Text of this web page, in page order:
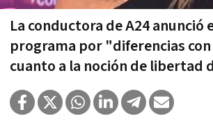
La conductora de A24 anunció
programa por "diferencias con
cuanto a la noción de libertad